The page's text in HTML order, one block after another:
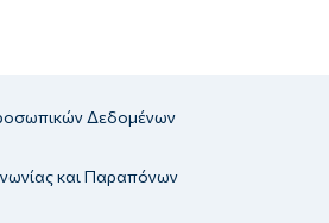
Δεδομένων
και Παραπόνων